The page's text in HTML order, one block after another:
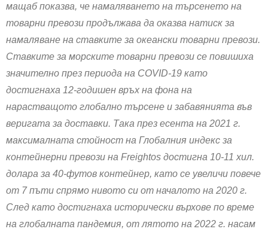
мащаб показва, че намаляването на търсенето на
товарни превози продължава да оказва натиск за
намаляване на ставките за океански товарни превози.
Ставките за морските товарни превози се повишиха
значително през периода на COVID-19 като
достигнаха 12-годишен връх на фона на
нарастващото глобално търсене и забавянията във
веригата за доставки. Така през есента на 2021 г.
максималната стойност на Глобалния индекс за
контейнерни превози на Freightos достигна 10-11 хил.
долара за 40-футов контейнер, като се увеличи повече
от 7 пъти спрямо нивото си от началото на 2020 г.
След като достигнаха исторически върхове по време
на глобалната пандемия, от лятото на 2022 г. насам